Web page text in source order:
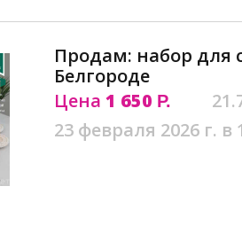
Продам: набор для
Белгороде
Цена 1 650 Р.
23 февраля 2026 г. в